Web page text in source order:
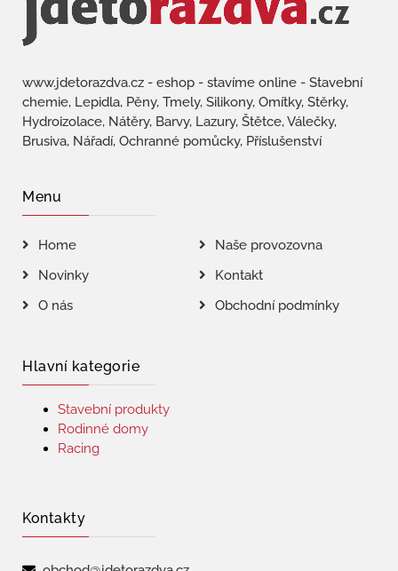
www.jdetorazdva.cz - eshop - stavíme online - Stavební
chemie, Lepidla, Pěny, Tmely, Silikony, Omítky, Stěrky,
Hydroizolace, Nátěry, Barvy, Lazury, Štětce, Válečky,
Brusiva, Nářadí, Ochranné pomůcky, Příslušenství
Menu
Home
Naše provozovna
Novinky
Kontakt
O nás
Obchodní podmínky
Hlavní kategorie
Stavební produkty
Rodinné domy
Racing
Kontakty